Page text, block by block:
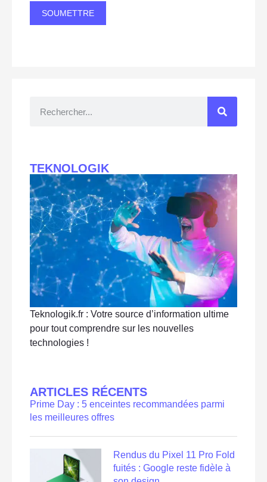
TEKNOLOGIK
Teknologik.fr : Votre source d’information ultime
pour tout comprendre sur les nouvelles
technologies !
ARTICLES RÉCENTS
Prime Day : 5 enceintes recommandées parmi
les meilleures offres
Rendus du Pixel 11 Pro Fold
fuités : Google reste fidèle à